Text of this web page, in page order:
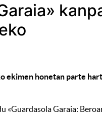
ekimen honetan parte
«Guardasola Garaia: